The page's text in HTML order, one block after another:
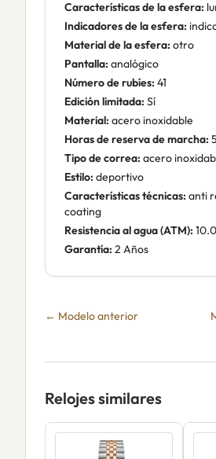
Características de la esfera:
Indicadores de la esfera:
Material de la esfera: otro
Pantalla: analógico
Número de rubíes: 41
Edición limitada: Sí
Material: acero inoxidable
Horas de reserva de marcha:
Tipo de correa: acero
Estilo: deportivo
Características técnicas: anti
coating
Resistencia al agua (ATM):
Garantía: 2 Años
← Modelo anterior
Relojes similares